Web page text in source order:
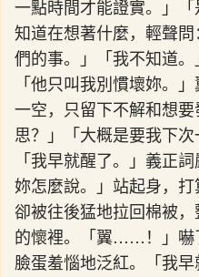
一點時間才能證實。」
知道在想著什麼，輕聲
們的事。」「我不知道。
「他只叫我別慣壞妳。
一空，只留下不解和想
思？」「大概是要我下次
「我早就醒了。」義正
妳怎麼說。」站起身，打
卻被往後猛地拉回棉被
的懷裡。「翼……！」嚇
臉蛋羞惱地泛紅。「我